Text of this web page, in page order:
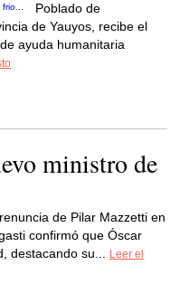
Poblado de
de Yauyos, recibe el
ayuda humanitaria
ministro de
de Pilar Mazzetti en
confirmó que Óscar
destacando su...
Leer el